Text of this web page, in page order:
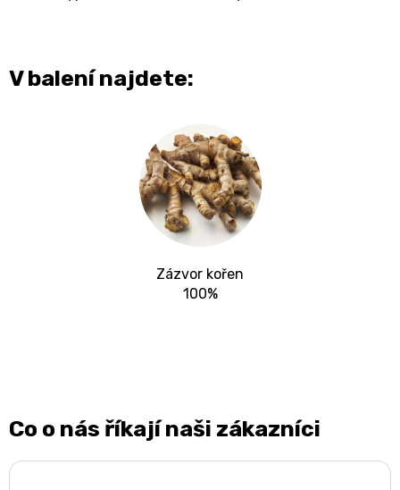
V balení najdete:
Zázvor kořen
100%
Co o nás říkají naši zákazníci